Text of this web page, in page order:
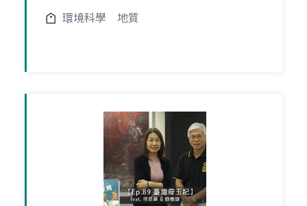
環境科學 地質